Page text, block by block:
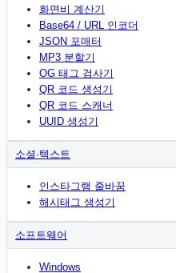
화면비 계산기
Base64 / URL 인코더
JSON 포매터
MP3 분할기
OG 태그 검사기
QR 코드 생성기
QR 코드 스캐너
UUID 생성기
소셜·텍스트
인스타그램 줄바꿈
해시태그 생성기
소프트웨어
Windows